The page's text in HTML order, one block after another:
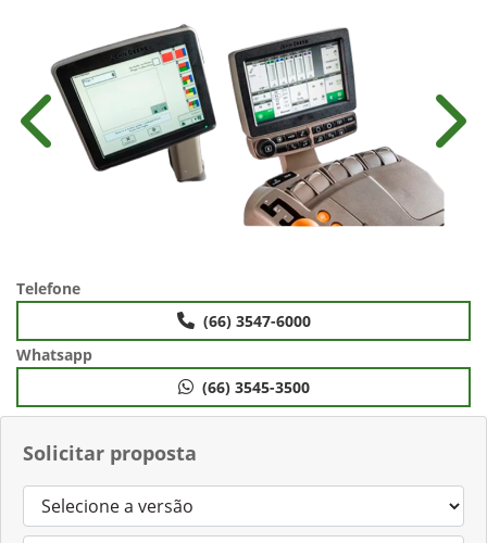
Solicitar proposta
Anterior
Telefone
(66) 3547-6000
Whatsapp
(66) 3545-3500